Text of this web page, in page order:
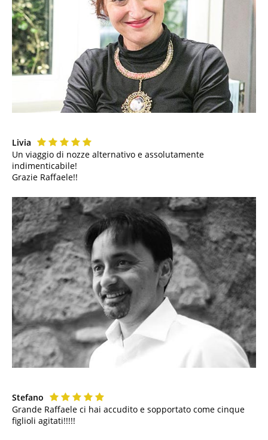
Livia
Un viaggio di nozze alternativo e assolutamente
indimenticabile!
Grazie Raffaele!!
Stefano
Grande Raffaele ci hai accudito e sopportato come cinque
figlioli agitati!!!!!